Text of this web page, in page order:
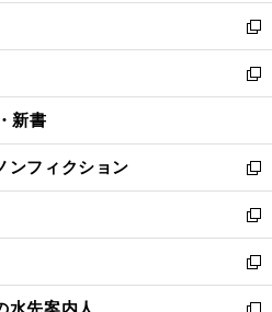
で
開
く
ン
ド
ウ
で
開
ウ
ィ
ン
ド
ウ
開
く
し
い
ウ
ィ
ン
ウ
で
開
く
新
し
い
ウ
ン
ド
ウ
で
開
く
新
し
ウ
ィ
ン
ド
ウ
で
開
く
新書
ンフィクション
新
し
い
ウ
ィ
ン
新
し
い
ウ
新
し